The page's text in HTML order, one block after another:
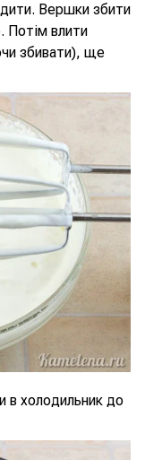
Вершки збити
Потім влити
збивати), ще
в холодильник до